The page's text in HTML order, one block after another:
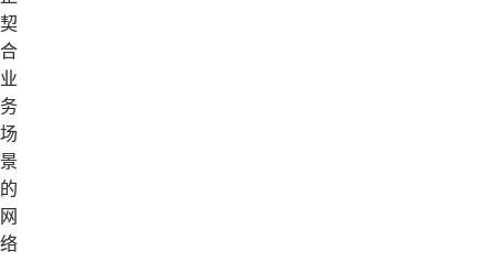
契
合
业
务
场
景
的
网
络